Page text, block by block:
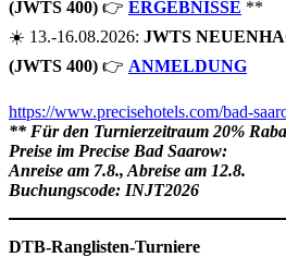
(JWTS 400) 👉 ERGEBNISSE **
☀️ 13.-16.08.2026: JWTS
(JWTS 400) 👉 ANMELDUNG
https://www.precisehotels.com/bad-
** Für den Turnierzeitraum 20%
Preise im Precise Bad Saarow:
Anreise am 7.8., Abreise am 12.8.
Buchungscode: INJT2026
DTB-Ranglisten-Turniere